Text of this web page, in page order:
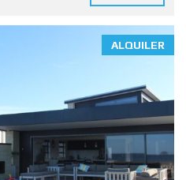
ALQUILER